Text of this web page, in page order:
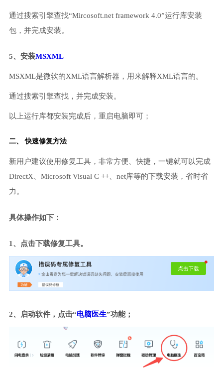
通过搜索引擎查找“Mircosoft.net framework 4.0”运行库安装
包，并完成安装。
5、安装MSXML
MSXML是微软的XML语言解析器，用来解释XML语言的。
通过搜索引擎查找，并完成安装。
以上运行库都安装完成后，重启电脑即可；
二、 快速修复方法
新用户建议使用修复工具，非常方便、快捷，一键就可以完成
DirectX、Microsoft Visual C ++、net库等的下载安装，省时省
力。
具体操作如下：
1、点击下载修复工具。
2、启动软件，点击“电脑医生”功能；